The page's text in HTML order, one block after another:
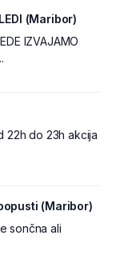
(Maribor)
IZVAJAMO
22h do 23h akcija
(Maribor)
sončna ali